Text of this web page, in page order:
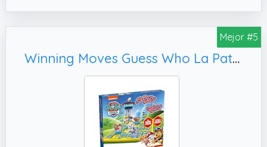
Mejor #5
Winning Moves Guess Who La Patrulla Canina Juego De Mesa Quien Es Quien - Únete A La Patrulla Canina En Este Divertido Juego para Niños De 6 Años En Adelante. para 2 Jugadores.